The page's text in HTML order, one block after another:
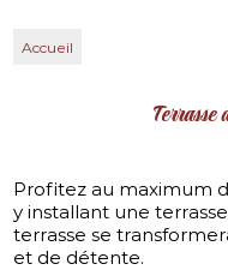
Accueil
Terrasse
Profitez au maximum
y installant une
terrasse se
et de détente.